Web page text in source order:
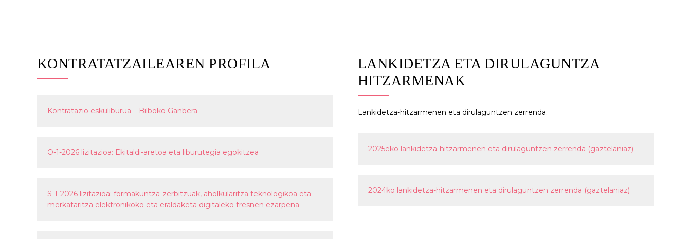
KONTRATATZAILEAREN PROFILA
Kontratazio eskuliburua – Bilboko Ganbera
O-1-2026 lizitazioa: Ekitaldi-aretoa eta liburutegia egokitzea
S-1-2026 lizitazioa: formakuntza-zerbitzuak, aholkularitza teknologikoa eta
merkataritza elektronikoko eta eraldaketa digitaleko tresnen ezarpena
LANKIDETZA ETA DIRULAGUNTZA
HITZARMENAK
Lankidetza-hitzarmenen eta dirulaguntzen zerrenda.
2025eko lankidetza-hitzarmenen eta dirulaguntzen zerrenda (gaztelaniaz)
2024ko lankidetza-hitzarmenen eta dirulaguntzen zerrenda (gaztelaniaz)